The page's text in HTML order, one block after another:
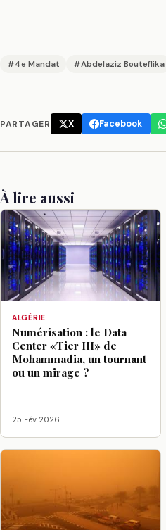
#4e Mandat #Abdelaziz Bouteflika
PARTAGER X Facebook
À lire aussi
ALGÉRIE
Numérisation : le Data
Center «Tier III» de
Mohammadia, un tournant
ou un mirage ?
25 Fév 2026